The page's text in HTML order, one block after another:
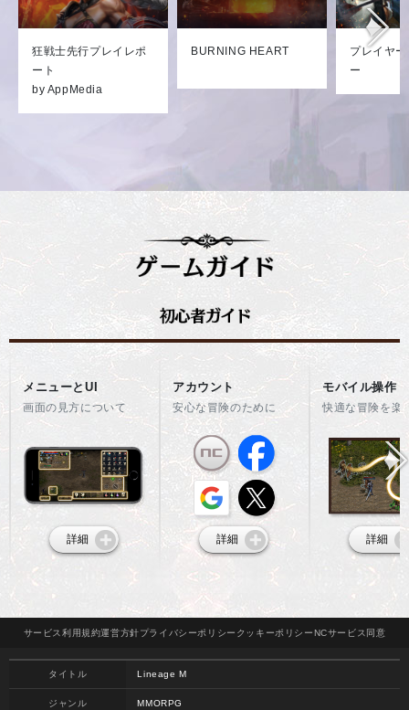
狂戦士先行プレイレポ
ート
by AppMedia
BURNING HEART
プレイヤ
ー
メニューとUI
画面の見方について
詳細
アカウント
安心な冒険のために
詳細
モバイル操作
快適な冒険を楽
詳細
サービス 利用規約運営方針プライバシーポリシー クッキーポリシーNCサービス 同意
タイトル Lineage M
ジャンル MMORPG